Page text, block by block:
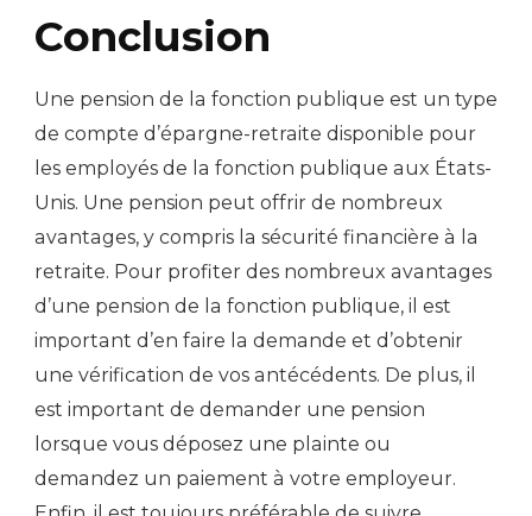
Conclusion
Une pension de la fonction publique est un type
de compte d’épargne-retraite disponible pour
les employés de la fonction publique aux États-
Unis. Une pension peut offrir de nombreux
avantages, y compris la sécurité financière à la
retraite. Pour profiter des nombreux avantages
d’une pension de la fonction publique, il est
important d’en faire la demande et d’obtenir
une vérification de vos antécédents. De plus, il
est important de demander une pension
lorsque vous déposez une plainte ou
demandez un paiement à votre employeur.